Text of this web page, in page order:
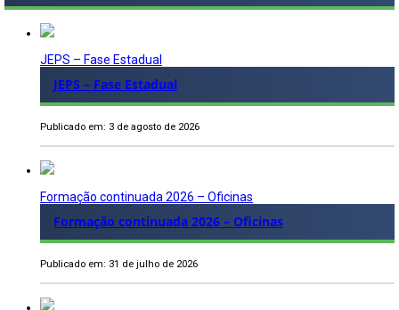
JEPS – Fase Estadual
JEPS – Fase Estadual
Publicado em: 3 de agosto de 2026
Formação continuada 2026 – Oficinas
Formação continuada 2026 – Oficinas
Publicado em: 31 de julho de 2026